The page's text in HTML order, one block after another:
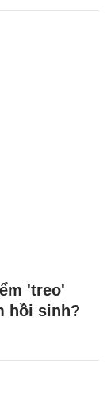
'treo'
hồi sinh?